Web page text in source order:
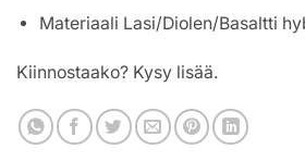
Materiaali Lasi/Diolen/Basaltti
Kiinnostaako? Kysy lisää.